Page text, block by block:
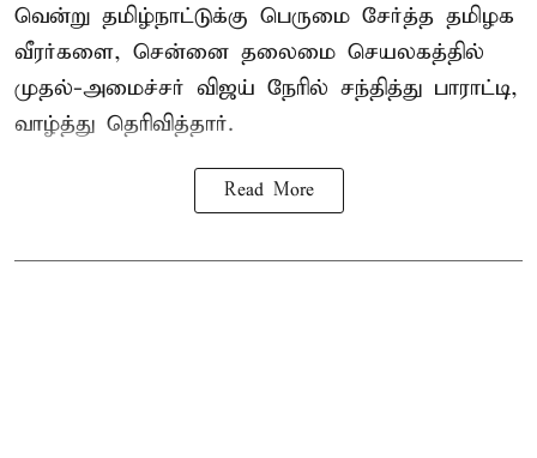
வென்று தமிழ்நாட்டுக்கு பெருமை சேர்த்த தமிழக
வீரர்களை, சென்னை தலைமை செயலகத்தில்
முதல்-அமைச்சர் விஜய் நேரில் சந்தித்து பாராட்டி,
வாழ்த்து தெரிவித்தார்.
Read More